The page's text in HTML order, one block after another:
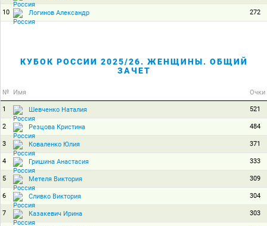
10 Логинов Александр 272
КУБОК РОССИИ 2025/26. ЖЕНЩИНЫ. ОБЩИЙ
ЗАЧЕТ
№ Имя Очки
1 Шевченко Наталия 521
2 Резцова Кристина 484
3 Коваленко Юлия 371
4 Гришина Анастасия 333
5 Метеля Виктория 309
6 Сливко Виктория 304
7 Казакевич Ирина 303